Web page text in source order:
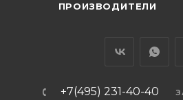
ПРОИЗВОДИТЕЛИ
+7(495) 231-40-40